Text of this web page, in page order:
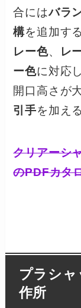
合にはバラ
構を追加す
レー色、 レ
ー色に対応
開口高さが
引手を加え
クリアーシ
のPDFカタ
プラシャ
作所